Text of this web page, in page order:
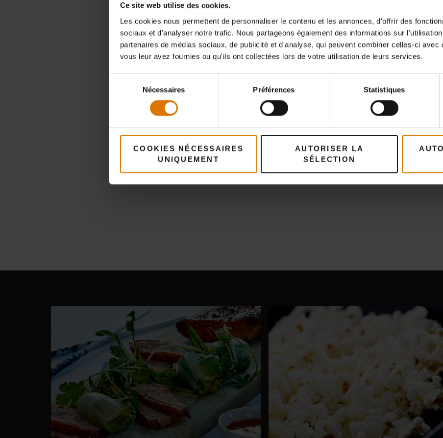
Ce site web utilise des cookies.
Les cookies nous permettent de personnaliser le contenu et les annonces, d'offrir des
sociaux et d'analyser notre trafic. Nous partageons également des informations sur
partenaires de médias sociaux, de publicité et d'analyse, qui peuvent combiner celles-ci avec
vous leur avez fournies ou qu'ils ont collectées lors de votre utilisation de leurs services.
consentement
Nécessaires Préférences Statistiques
COOKIES NÉCESSAIRES
UNIQUEMENT
AUTORISER LA
SÉLECTION